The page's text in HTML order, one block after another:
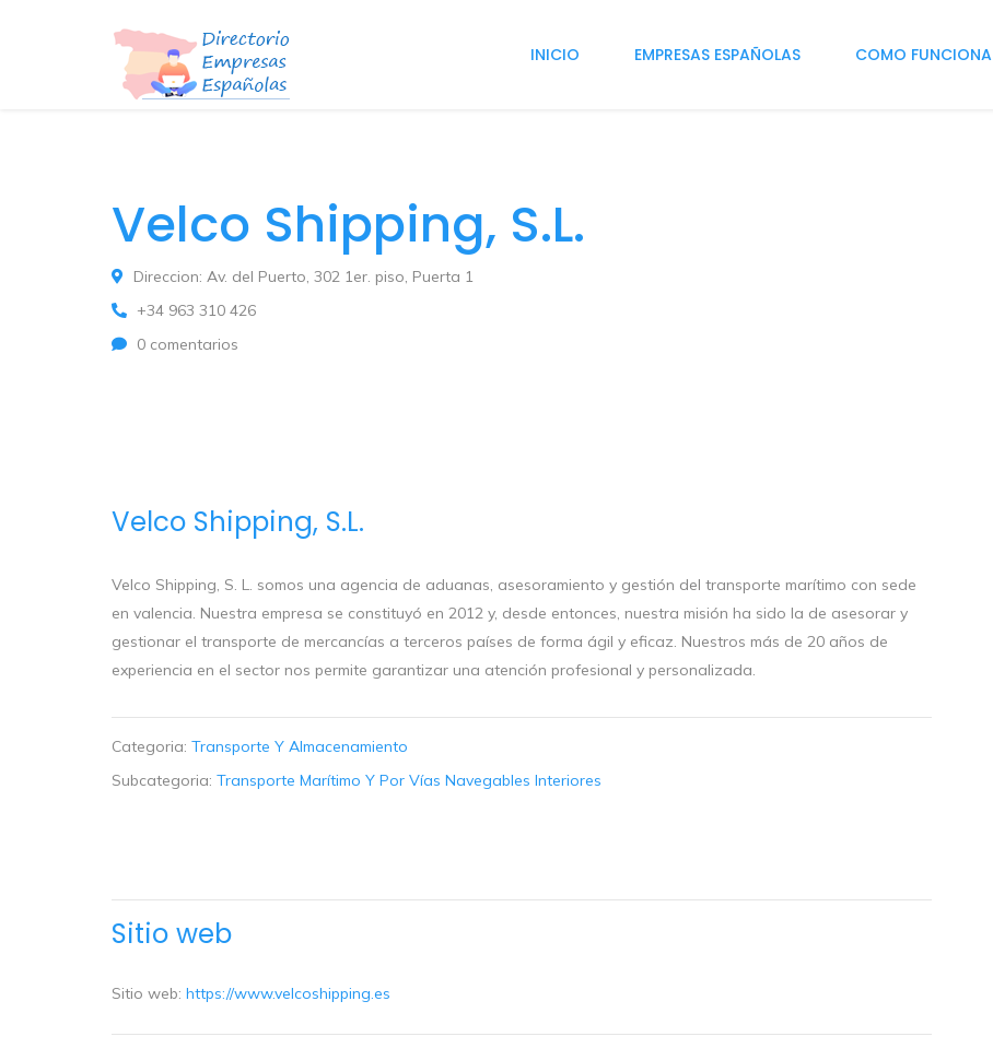
INICIO EMPRESAS ESPAÑOLAS COMO FUNCIONA
Velco Shipping, S.L.
Direccion: Av. del Puerto, 302 1er. piso, Puerta 1
+34 963 310 426
0 comentarios
Velco Shipping, S.L.
Velco Shipping, S. L. somos una agencia de aduanas, asesoramiento y gestión del transporte marítimo con sede
en valencia. Nuestra empresa se constituyó en 2012 y, desde entonces, nuestra misión ha sido la de asesorar y
gestionar el transporte de mercancías a terceros países de forma ágil y eficaz. Nuestros más de 20 años de
experiencia en el sector nos permite garantizar una atención profesional y personalizada.
Categoria: Transporte Y Almacenamiento
Subcategoria: Transporte Marítimo Y Por Vías Navegables Interiores
Sitio web
Sitio web: https://www.velcoshipping.es